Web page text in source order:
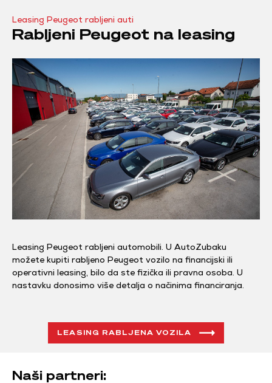
Leasing Peugeot rabljeni auti
Rabljeni Peugeot na leasing
Leasing Peugeot rabljeni automobili. U AutoZubaku
možete kupiti rabljeno Peugeot vozilo na financijski ili
operativni leasing, bilo da ste fizička ili pravna osoba. U
nastavku donosimo više detalja o načinima financiranja.
LEASING RABLJENA VOZILA
Naši partneri: